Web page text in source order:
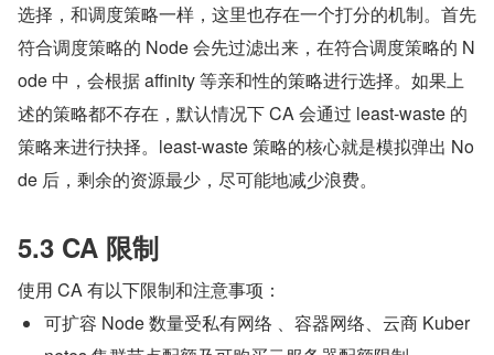
选择，和调度策略一样，这里也存在一个打分的机制。首先
符合调度策略的 Node 会先过滤出来，在符合调度策略的 N
ode 中，会根据 affinity 等亲和性的策略进行选择。如果上
述的策略都不存在，默认情况下 CA 会通过 least-waste 的
策略来进行抉择。least-waste 策略的核心就是模拟弹出 No
de 后，剩余的资源最少，尽可能地减少浪费。
5.3 CA 限制
使用 CA 有以下限制和注意事项：
可扩容 Node 数量受私有网络 、容器网络、云商 Kuber